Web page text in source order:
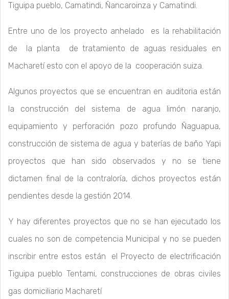
Tiguipa pueblo, Camatindi, Ñancaroinza y Camatindi.
Entre uno de los proyecto anhelado es la rehabilitación
de la planta de tratamiento de aguas residuales en
Macharetí esto con el apoyo de la cooperación suiza.
Algunos proyectos que se encuentran en auditoria están
la construcción del sistema de agua limón naranjo,
equipamiento y perforación pozo profundo Ñaguapua,
construcción de sistema de agua y baterías de baño Yapi
proyectos que han sido observados y no se tiene
dictamen final de la contraloría, dichos proyectos están
pendientes desde la gestión 2014.
Y hay diferentes proyectos que no se han ejecutado los
cuales no son de competencia Municipal y no se pueden
inscribir entre estos están el Proyecto de electrificación
Tiguipa pueblo Tentami, construcciones de obras civiles
gas domiciliario Macharetí